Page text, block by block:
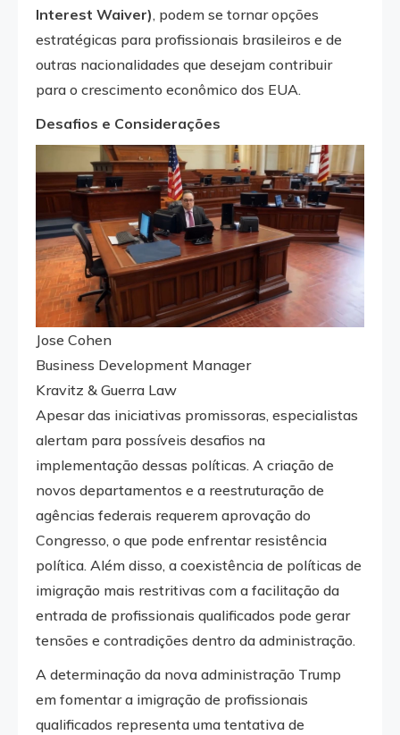
Interest Waiver), podem se tornar opções
estratégicas para profissionais brasileiros e de
outras nacionalidades que desejam contribuir
para o crescimento econômico dos EUA.
Desafios e Considerações
Jose Cohen
Business Development Manager
Kravitz & Guerra Law
Apesar das iniciativas promissoras, especialistas
alertam para possíveis desafios na
implementação dessas políticas. A criação de
novos departamentos e a reestruturação de
agências federais requerem aprovação do
Congresso, o que pode enfrentar resistência
política. Além disso, a coexistência de políticas de
imigração mais restritivas com a facilitação da
entrada de profissionais qualificados pode gerar
tensões e contradições dentro da administração.
A determinação da nova administração Trump
em fomentar a imigração de profissionais
qualificados representa uma tentativa de